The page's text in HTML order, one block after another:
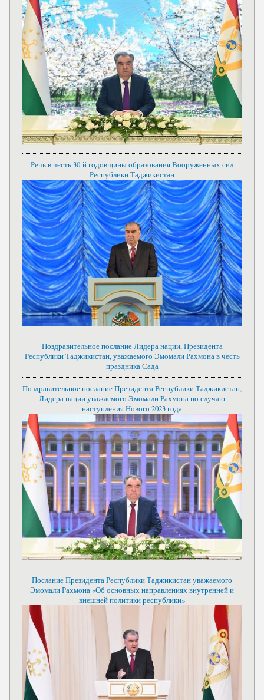
Речь в честь 30-й годовщины образования Вооруженных сил
Республики Таджикистан
Поздравительное послание Лидера нации, Президента
Республики Таджикистан, уважаемого Эмомали Рахмона в честь
праздника Сада
Поздравительное послание Президента Республики Таджикистан,
Лидера нации уважаемого Эмомали Рахмона по случаю
наступления Нового 2023 года
Послание Президента Республики Таджикистан уважаемого
Эмомали Рахмона «Об основных направлениях внутренней и
внешней политики республики»